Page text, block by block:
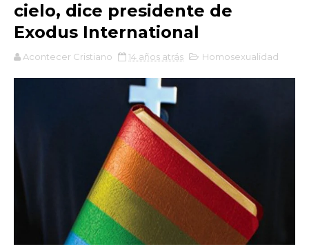
cielo, dice presidente de
Exodus International
Acontecer Cristiano 14 años atrás Homosexualidad